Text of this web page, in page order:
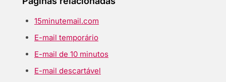
15minutemail.com
E-mail temporário
E-mail de 10 minutos
E-mail descartável